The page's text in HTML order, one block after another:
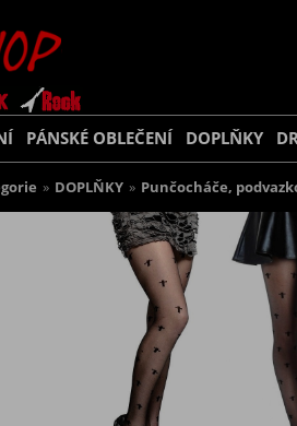
PÁNSKÉ OBLEČENÍ DOPLŇKY
» DOPLŇKY » Punčocháče,